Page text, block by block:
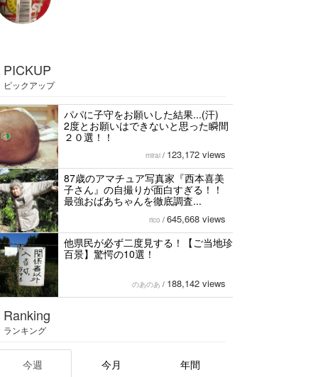
PICKUP
ピックアップ
パパに子守をお願いした結果...(汗)
2度とお願いはできないと思った瞬間
２０選！！
mirai / 123,172 views
87歳のアマチュア写真家『西本喜美
子さん』の自撮りが面白すぎる！！
最強おばあちゃんを徹底調査...
rico / 645,668 views
他県民が必ず二度見する！【ご当地珍
百景】驚愕の10選！
のあのあ / 188,142 views
Ranking
ランキング
今週 今月 年間